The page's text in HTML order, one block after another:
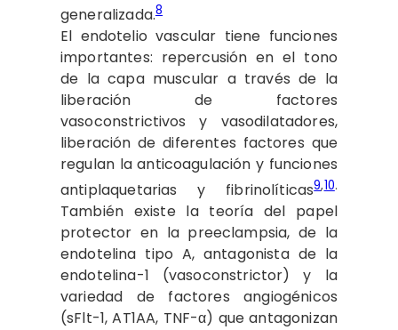
generalizada.8
El endotelio vascular tiene funciones
importantes: repercusión en el tono
de la capa muscular a través de la
liberación de factores
vasoconstrictivos y vasodilatadores,
liberación de diferentes factores que
regulan la anticoagulación y funciones
antiplaquetarias y fibrinolíticas9,10.
También existe la teoría del papel
protector en la preeclampsia, de la
endotelina tipo A, antagonista de la
endotelina-1 (vasoconstrictor) y la
variedad de factores angiogénicos
(sFlt-1, AT1AA, TNF-α) que antagonizan